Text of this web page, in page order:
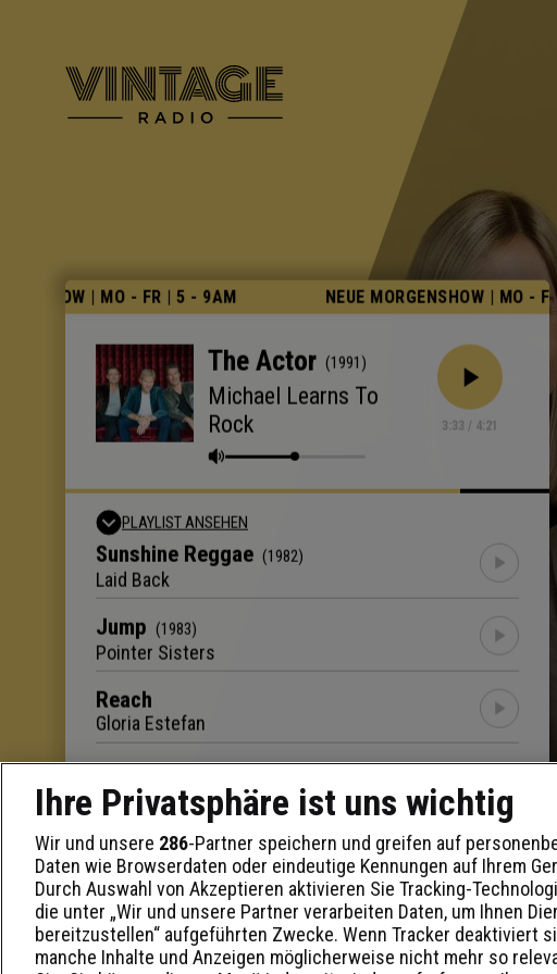
| MO - FR | 5 - 9AM NEUE MORGENSHOW |
The Actor (1991 )
Michael Learns To
Rock
3:33 / 4:21
PLAYLIST ANSEHEN
Sunshine Reggae (1982)
Laid Back
Jump (1983)
Pointer Sisters
Reach
Gloria Estefan
Ihre Privatsphäre ist uns wichtig
Wir und unsere 286-Partner speichern und greifen auf
Daten wie Browserdaten oder eindeutige Kennungen auf Ihrem
Durch Auswahl von Akzeptieren aktivieren Sie Tracking-
die unter „Wir und unsere Partner verarbeiten Daten, um Ihnen
bereitzustellen“ aufgeführten Zwecke. Wenn Tracker deaktiviert
manche Inhalte und Anzeigen möglicherweise nicht mehr so